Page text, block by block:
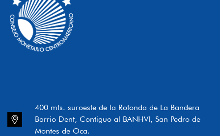
400 mts. suroeste de la Rotonda de La Bandera
Barrio Dent, Contiguo al BANHVI, San Pedro de
Montes de Oca.